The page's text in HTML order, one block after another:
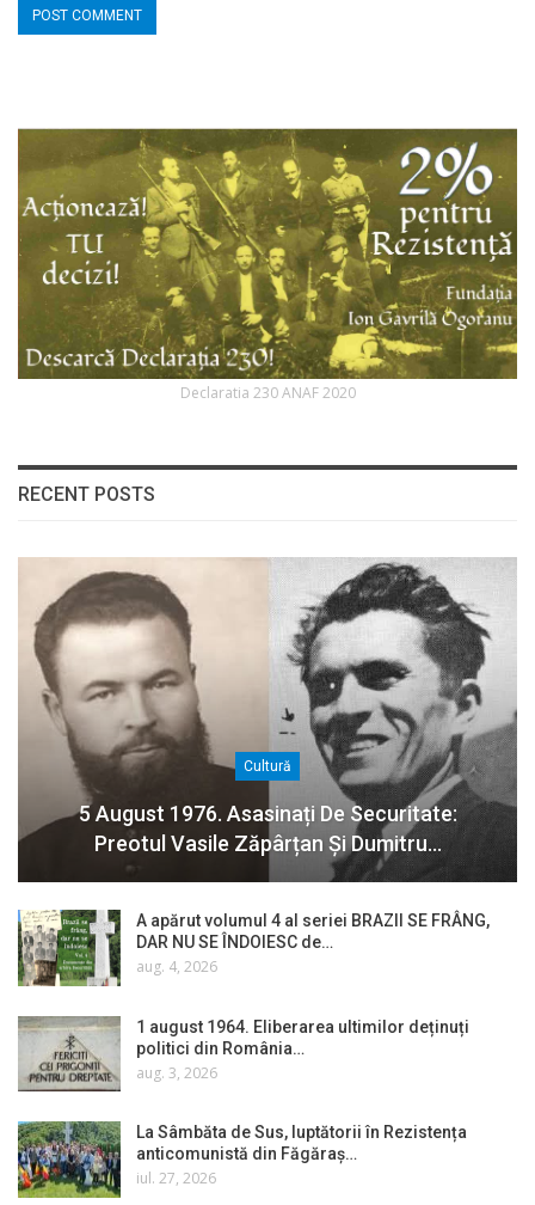
Declaratia 230 ANAF 2020
RECENT POSTS
Cultură
5 August 1976. Asasinați De Securitate:
Preotul Vasile Zăpârțan Și Dumitru…
A apărut volumul 4 al seriei BRAZII SE FRÂNG,
DAR NU SE ÎNDOIESC de…
aug. 4, 2026
1 august 1964. Eliberarea ultimilor deținuți
politici din România…
aug. 3, 2026
La Sâmbăta de Sus, luptătorii în Rezistența
anticomunistă din Făgăraș…
iul. 27, 2026